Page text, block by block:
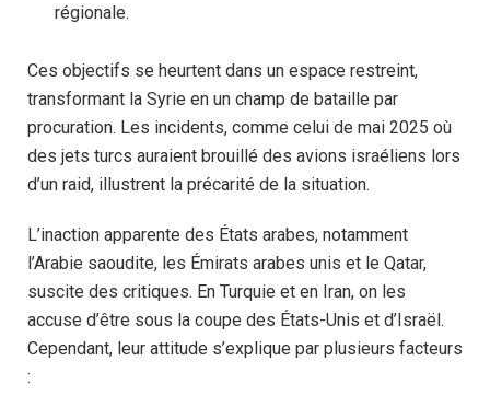
régionale.
Ces objectifs se heurtent dans un espace restreint,
transformant la Syrie en un champ de bataille par
procuration. Les incidents, comme celui de mai 2025 où
des jets turcs auraient brouillé des avions israéliens lors
d’un raid, illustrent la précarité de la situation.
L’inaction apparente des États arabes, notamment
l’Arabie saoudite, les Émirats arabes unis et le Qatar,
suscite des critiques. En Turquie et en Iran, on les
accuse d’être sous la coupe des États-Unis et d’Israël.
Cependant, leur attitude s’explique par plusieurs facteurs
: